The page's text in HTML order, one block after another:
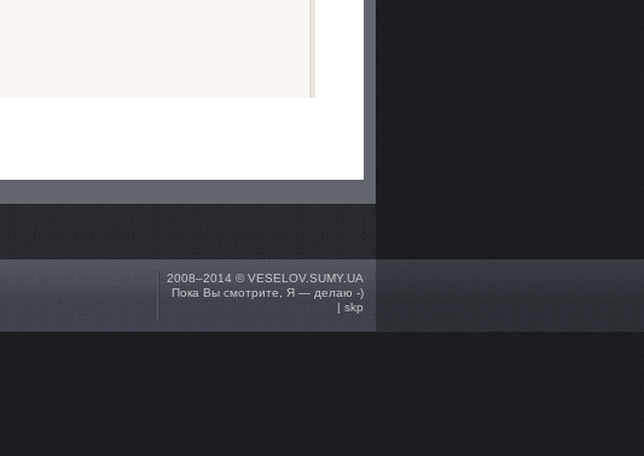
2008–2014 © VESELOV.SUMY.UA
Пока Вы смотрите, Я — делаю -)
| skp